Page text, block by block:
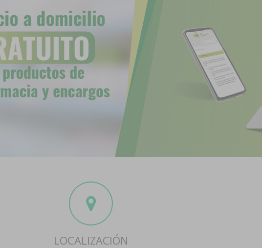
LOCALIZACIÓN